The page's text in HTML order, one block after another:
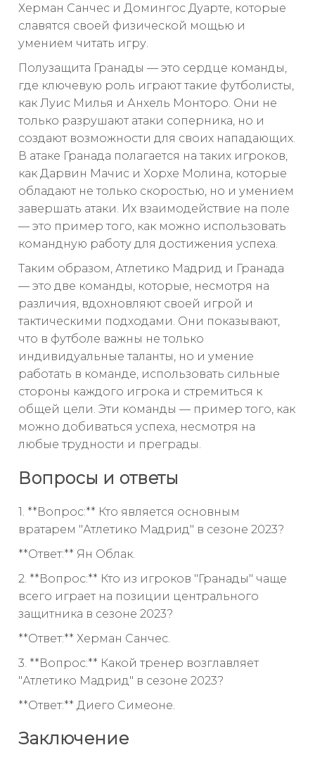
Херман Санчес и Домингос Дуарте, которые
славятся своей физической мощью и
умением читать игру.
Полузащита Гранады — это сердце команды,
где ключевую роль играют такие футболисты,
как Луис Милья и Анхель Монторо. Они не
только разрушают атаки соперника, но и
создают возможности для своих нападающих.
В атаке Гранада полагается на таких игроков,
как Дарвин Мачис и Хорхе Молина, которые
обладают не только скоростью, но и умением
завершать атаки. Их взаимодействие на поле
— это пример того, как можно использовать
командную работу для достижения успеха.
Таким образом, Атлетико Мадрид и Гранада
— это две команды, которые, несмотря на
различия, вдохновляют своей игрой и
тактическими подходами. Они показывают,
что в футболе важны не только
индивидуальные таланты, но и умение
работать в команде, использовать сильные
стороны каждого игрока и стремиться к
общей цели. Эти команды — пример того, как
можно добиваться успеха, несмотря на
любые трудности и преграды.
Вопросы и ответы
1. **Вопрос:** Кто является основным
вратарем "Атлетико Мадрид" в сезоне 2023?
**Ответ:** Ян Облак.
2. **Вопрос:** Кто из игроков "Гранады" чаще
всего играет на позиции центрального
защитника в сезоне 2023?
**Ответ:** Херман Санчес.
3. **Вопрос:** Какой тренер возглавляет
"Атлетико Мадрид" в сезоне 2023?
**Ответ:** Диего Симеоне.
Заключение